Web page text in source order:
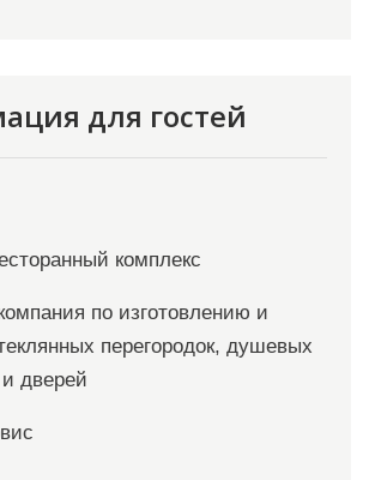
для гостей
комплекс
по изготовлению и
перегородок, душевых
дверей